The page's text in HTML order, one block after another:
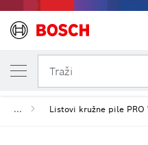
Traži
... Listovi kružne pile
VAŠA ODABRANA VERZIJA
List kružne pile